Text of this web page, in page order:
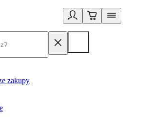
zakupy